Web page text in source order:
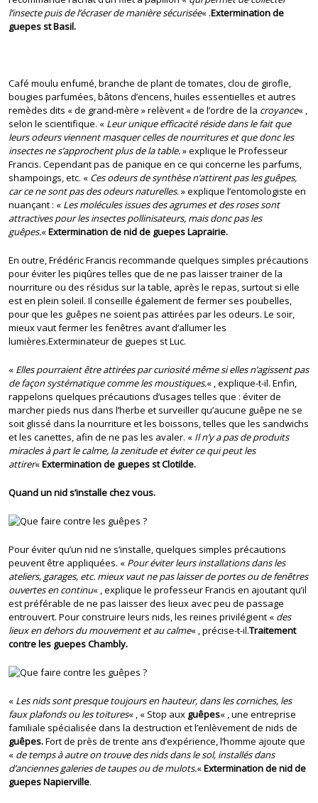
l’insecte puis de l’écraser de manière sécurisée« .Extermination de
guepes st Basil.
Café moulu enfumé, branche de plant de tomates, clou de girofle,
bougies parfumées, bâtons d’encens, huiles essentielles et autres
remèdes dits « de grand-mère » relèvent « de l’ordre de la croyance« ,
selon le scientifique. « Leur unique efficacité réside dans le fait que
leurs odeurs viennent masquer celles de nourritures et que donc les
insectes ne s’approchent plus de la table.» explique le Professeur
Francis. Cependant pas de panique en ce qui concerne les parfums,
shampoings, etc. « Ces odeurs de synthèse n’attirent pas les guêpes,
car ce ne sont pas des odeurs naturelles. » explique l’entomologiste en
nuançant : « Les molécules issues des agrumes et des roses sont
attractives pour les insectes pollinisateurs, mais donc pas les
guêpes.«Extermination de nid de guepes Laprairie.
En outre, Frédéric Francis recommande quelques simples précautions
pour éviter les piqûres telles que de ne pas laisser trainer de la
nourriture ou des résidus sur la table, après le repas, surtout si elle
est en plein soleil. Il conseille également de fermer ses poubelles,
pour que les guêpes ne soient pas attirées par les odeurs. Le soir,
mieux vaut fermer les fenêtres avant d’allumer les
lumières.Exterminateur de guepes st Luc.
« Elles pourraient être attirées par curiosité même si elles n’agissent pas
de façon systématique comme les moustiques.« , explique-t-il. Enfin,
rappelons quelques précautions d’usages telles que : éviter de
marcher pieds nus dans l’herbe et surveiller qu’aucune guêpe ne se
soit glissé dans la nourriture et les boissons, telles que les sandwichs
et les canettes, afin de ne pas les avaler. « Il n’y a pas de produits
miracles à part le calme, la zenitude et éviter ce qui peut les
attirer«Extermination de guepes st Clotilde.
Quand un nid s’installe chez vous.
Pour éviter qu’un nid ne s’installe, quelques simples précautions
peuvent être appliquées. « Pour éviter leurs installations dans les
ateliers, garages, etc. mieux vaut ne pas laisser de portes ou de fenêtres
ouvertes en continu« , explique le professeur Francis en ajoutant qu’il
est préférable de ne pas laisser des lieux avec peu de passage
entrouvert. Pour construire leurs nids, les reines privilégient « des
lieux en dehors du mouvement et au calme« , précise-t-il.Traitement
contre les guepes Chambly.
« Les nids sont presque toujours en hauteur, dans les corniches, les
faux plafonds ou les toitures« , « Stop aux guêpes« , une entreprise
familiale spécialisée dans la destruction et l’enlèvement de nids de
guêpes.Fort de près de trente ans d’expérience, l’homme ajoute que
« de temps à autre on trouve des nids dans le sol, installés dans
d’anciennes galeries de taupes ou de mulots.«Extermination denid de
guepes Napierville.